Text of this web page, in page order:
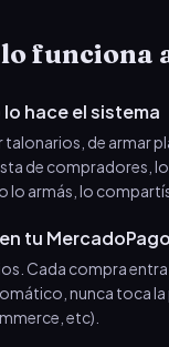
funciona
hace el sistema
de armar
de compradores,
lo armás, lo
tu MercadoPago
Cada compra
nunca toca
etc).